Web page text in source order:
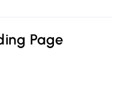
Page